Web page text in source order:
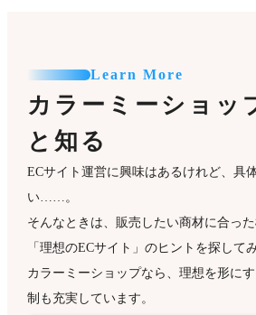
Learn More
カラーミーショッ
と知る
ECサイト運営に興味はあるけれど、具
い……。
そんなときは、販売したい商材に合っ
「理想のECサイト」のヒントを探して
カラーミーショップなら、理想を形に
制も充実しています。